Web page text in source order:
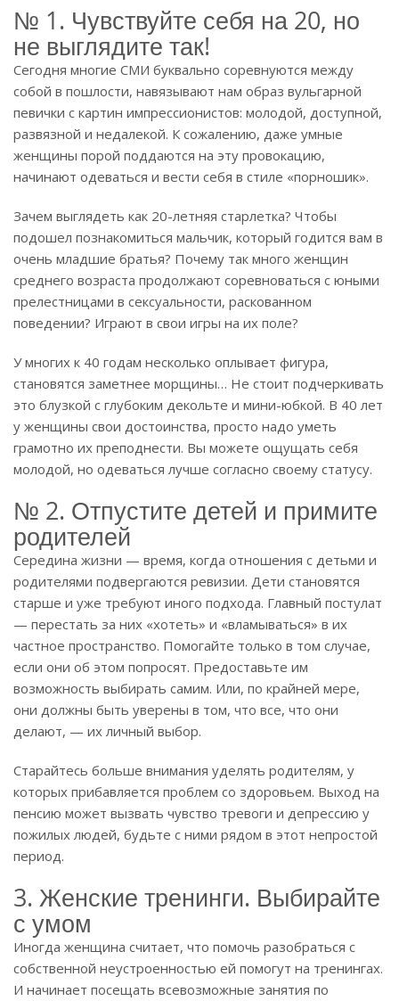
№ 1. Чувствуйте себя на 20, но
не выглядите так!
Сегодня многие СМИ буквально соревнуются между
собой в пошлости, навязывают нам образ вульгарной
певички с картин импрессионистов: молодой, доступной,
развязной и недалекой. К сожалению, даже умные
женщины порой поддаются на эту провокацию,
начинают одеваться и вести себя в стиле «порношик».
Зачем выглядеть как 20-летняя старлетка? Чтобы
подошел познакомиться мальчик, который годится вам в
очень младшие братья? Почему так много женщин
среднего возраста продолжают соревноваться с юными
прелестницами в сексуальности, раскованном
поведении? Играют в свои игры на их поле?
У многих к 40 годам несколько оплывает фигура,
становятся заметнее морщины… Не стоит подчеркивать
это блузкой с глубоким декольте и мини-юбкой. В 40 лет
у женщины свои достоинства, просто надо уметь
грамотно их преподнести. Вы можете ощущать себя
молодой, но одеваться лучше согласно своему статусу.
№ 2. Отпустите детей и примите
родителей
Середина жизни — время, когда отношения с детьми и
родителями подвергаются ревизии. Дети становятся
старше и уже требуют иного подхода. Главный постулат
— перестать за них «хотеть» и «вламываться» в их
частное пространство. Помогайте только в том случае,
если они об этом попросят. Предоставьте им
возможность выбирать самим. Или, по крайней мере,
они должны быть уверены в том, что все, что они
делают, — их личный выбор.
Старайтесь больше внимания уделять родителям, у
которых прибавляется проблем со здоровьем. Выход на
пенсию может вызвать чувство тревоги и депрессию у
пожилых людей, будьте с ними рядом в этот непростой
период.
3. Женские тренинги. Выбирайте
с умом
Иногда женщина считает, что помочь разобраться с
собственной неустроенностью ей помогут на тренингах.
И начинает посещать всевозможные занятия по